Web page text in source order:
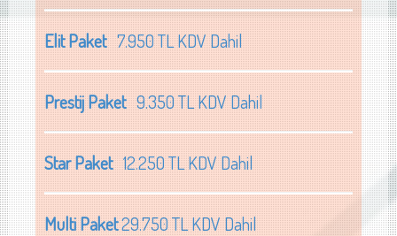
Elit Paket7.950 TL KDV Dahil
Prestij Paket9.350 TL KDV Dahil
Star Paket12.250 TL KDV Dahil
Multi Paket29.750 TL KDV Dahil